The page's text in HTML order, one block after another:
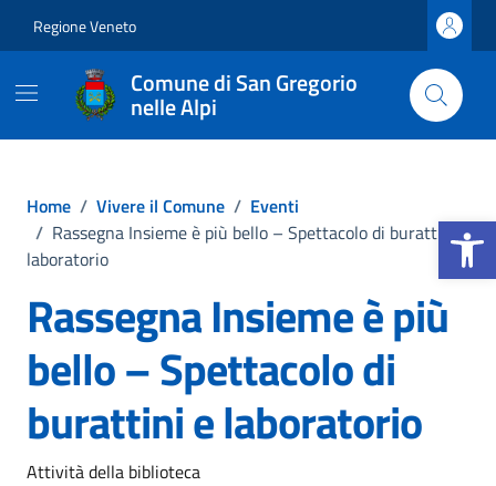
Apri la
Regione Veneto
Comune di San Gregorio
nelle Alpi
Home / Vivere il Comune / Eventi
/ Rassegna Insieme è più bello – Spettacolo di burattini e
laboratorio
Rassegna Insieme è più
bello – Spettacolo di
burattini e laboratorio
Attività della biblioteca